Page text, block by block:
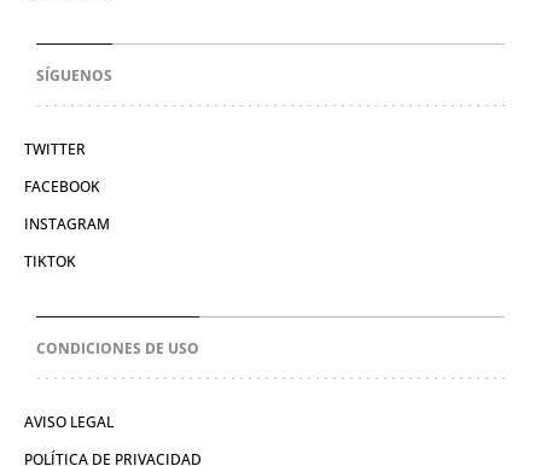
SÍGUENOS
TWITTER
FACEBOOK
INSTAGRAM
TIKTOK
CONDICIONES DE USO
AVISO LEGAL
POLÍTICA DE PRIVACIDAD